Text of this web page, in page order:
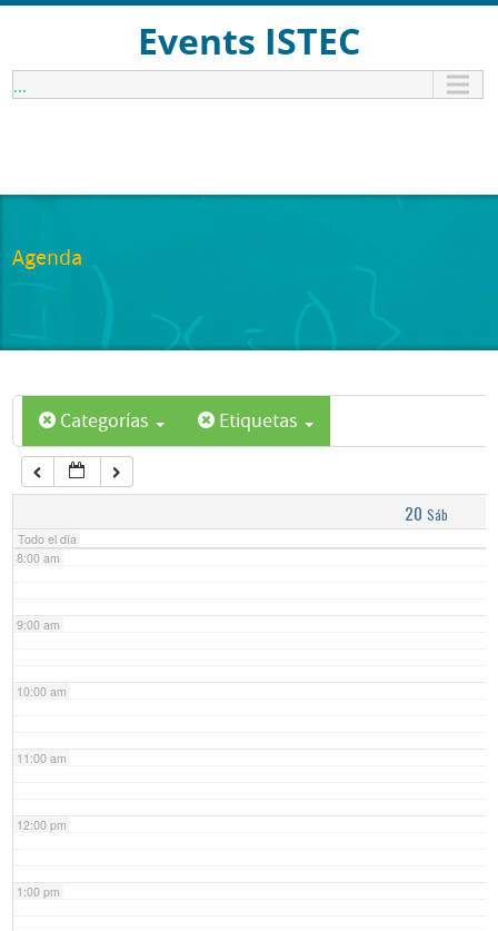
Events ISTEC
...
Agenda
Categorías Etiquetas
20 Sáb
Todo el día
1:00 am
6:00 am
7:00 am
8:00 am
9:00 am
10:00 am
11:00 am
12:00 pm
1:00 pm